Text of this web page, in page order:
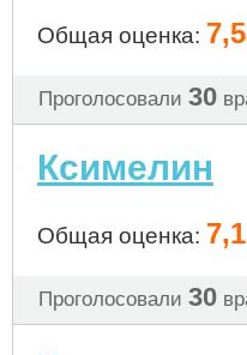
Общая оценка:
Проголосовали 30
Ксимелин
Общая оценка: 7,1
Проголосовали 30